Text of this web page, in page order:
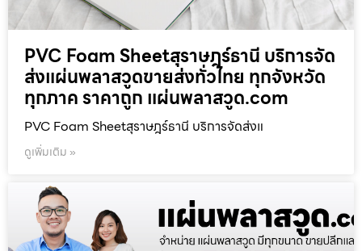
PVC Foam Sheetสุราษฎร์ธานี บริการจัด
ส่งแผ่นพลาสวูดขายส่งทั่วไทย ทุกจังหวัด
ทุกภาค ราคาถูก แผ่นพลาสวูด.com
PVC Foam Sheetสุราษฎร์ธานี บริการจัดส่งแ
ดูเพิ่มเติม »